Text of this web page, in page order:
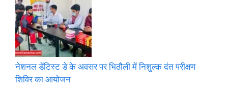
नेशनल डेंटिस्ट डे के अवसर पर भिठौली में निशुल्क दंत परीक्षण
शिविर का आयोजन